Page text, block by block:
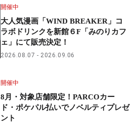
開催中
大人気漫画「WIND BREAKER」コ
ラボドリンクを新館６F「みのりカフ
ェ」にて販売決定！
2026.08.07 2026.09.06
開催中
8月・対象店舗限定！PARCOカー
ド・ポケパル払いでノベルティプレゼ
ント